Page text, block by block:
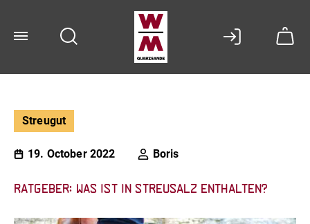
Streugut
19. October 2022 Boris
Ratgeber: Was ist in Streusalz enthalten?